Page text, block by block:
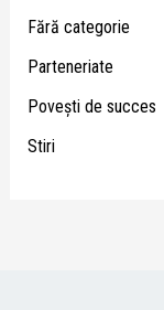
Fără categorie
Parteneriate
Poveşti de succes
Stiri